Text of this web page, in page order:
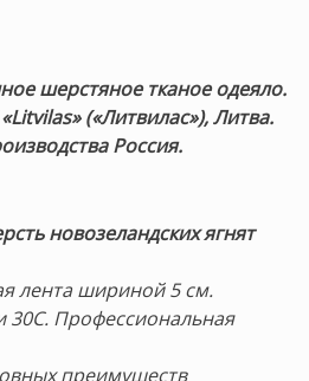
шерстяное тканое одеяло.
(«Литвилас»), Литва.
Россия.
новозеландских ягнят
лента шириной 5 см.
30С. Профессиональная
преимуществ